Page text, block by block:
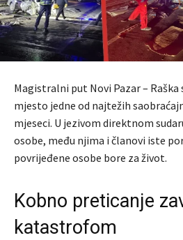
Magistralni put Novi Pazar –
mjesto jedne od najtežih
mjeseci. U jezivom direktnom
osobe, među njima i članovi iste
povrijeđene osobe bore za život.
Kobno preticanje
katastrofom